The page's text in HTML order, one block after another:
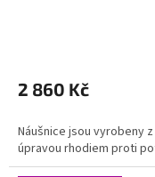
2 860 Kč
Náušnice jsou vyrobeny
úpravou rhodiem proti